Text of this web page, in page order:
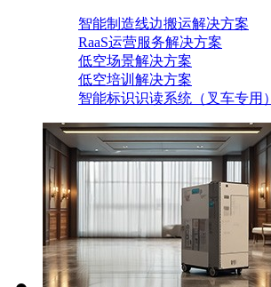
智能制造线边搬运解决方案
RaaS运营服务解决方案
低空场景解决方案
低空培训解决方案
智能标识识读系统（叉车专用）